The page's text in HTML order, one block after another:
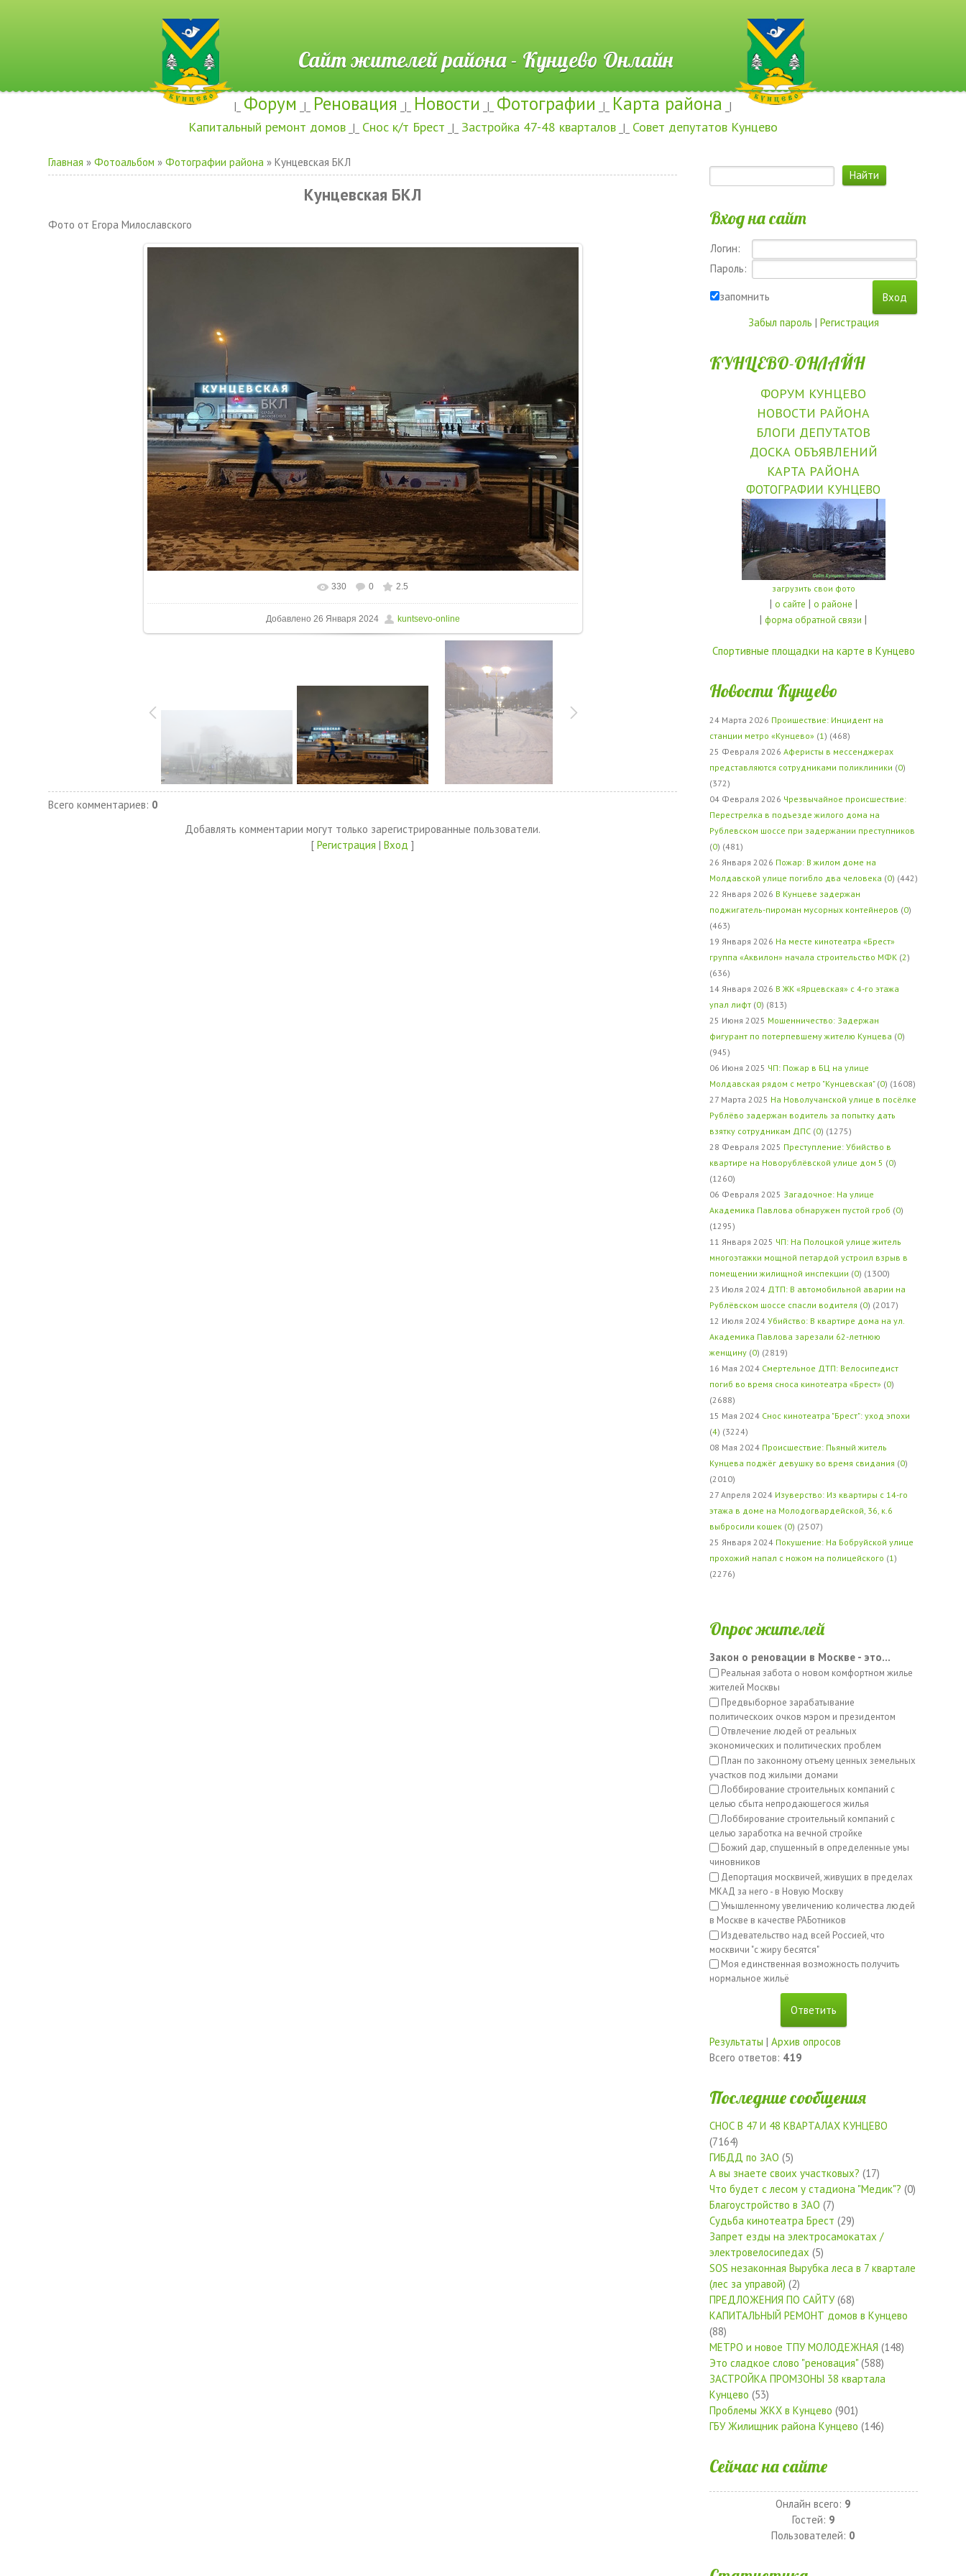
Сайт жителей района - Кунцево Онлайн
|_ Форум _|_ Реновация _|_ Новости _|_ Фотографии _|_ Карта района _|
Капитальный ремонт домов _|_ Снос к/т Брест _|_ Застройка 47-48 кварталов _|_ Совет депутатов Кунцево
Главная »Фотоальбом »Фотографии района » Кунцевская БКЛ
Кунцевская БКЛ
Фото от Егора Милославского
330 0 2.5
Добавлено 26 Января 2024 kuntsevo-online
Всего комментариев: 0
Добавлять комментарии могут только зарегистрированные пользователи.
[ Регистрация | Вход ]
Вход на сайт
Логин:
Пароль:
запомнить
Забыл пароль | Регистрация
КУНЦЕВО-ОНЛАЙН
ФОРУМ КУНЦЕВО
НОВОСТИ РАЙОНА
БЛОГИ ДЕПУТАТОВ
ДОСКА ОБЪЯВЛЕНИЙ
КАРТА РАЙОНА
ФОТОГРАФИИ КУНЦЕВО
загрузить свои фото
| о сайте | о районе |
|форма обратной связи |
Спортивные площадки на карте в Кунцево
Новости Кунцево
24 Марта 2026 Проишествие: Инцидент на
станции метро «Кунцево» (1) (468)
25 Февраля 2026 Аферисты в мессенджерах
представляются сотрудниками поликлиники (0)
(372)
04 Февраля 2026 Чрезвычайное происшествие:
Перестрелка в подъезде жилого дома на
Рублевском шоссе при задержании преступников
(0) (481)
26 Января 2026 Пожар: В жилом доме на
Молдавской улице погибло два человека (0) (442)
22 Января 2026 В Кунцеве задержан
поджигатель-пироман мусорных контейнеров (0)
(463)
19 Января 2026 На месте кинотеатра «Брест»
группа «Аквилон» начала строительство МФК (2)
(636)
14 Января 2026 В ЖК «Ярцевская» с 4-го этажа
упал лифт (0) (813)
25 Июня 2025 Мошенничество: Задержан
фигурант по потерпевшему жителю Кунцева (0)
(945)
06 Июня 2025 ЧП: Пожар в БЦ на улице
Молдавская рядом с метро "Кунцевская" (0) (1608)
27 Марта 2025 На Новолучанской улице в посёлке
Рублёво задержан водитель за попытку дать
взятку сотрудникам ДПС (0) (1275)
28 Февраля 2025 Преступление: Убийство в
квартире на Новорублёвской улице дом 5 (0)
(1260)
06 Февраля 2025 Загадочное: На улице
Академика Павлова обнаружен пустой гроб (0)
(1295)
11 Января 2025 ЧП: На Полоцкой улице житель
многоэтажки мощной петардой устроил взрыв в
помещении жилищной инспекции (0) (1300)
23 Июля 2024 ДТП: В автомобильной аварии на
Рублёвском шоссе спасли водителя (0) (2017)
12 Июля 2024 Убийство: В квартире дома на ул.
Академика Павлова зарезали 62-летнюю
женщину (0) (2819)
16 Мая 2024 Смертельное ДТП: Велосипедист
погиб во время сноса кинотеатра «Брест» (0)
(2688)
15 Мая 2024 Снос кинотеатра "Брест": уход эпохи
(4) (3224)
08 Мая 2024 Происшествие: Пьяный житель
Кунцева поджёг девушку во время свидания (0)
(2010)
27 Апреля 2024 Изуверство: Из квартиры с 14-го
этажа в доме на Молодогвардейской, 36, к.6
выбросили кошек (0) (2507)
25 Января 2024 Покушение: На Бобруйской улице
прохожий напал с ножом на полицейского (1)
(2276)
Опрос жителей
Закон о реновации в Москве - это...
Реальная забота о новом комфортном жилье
жителей Москвы
Предвыборное зарабатывание
политическоих очков мэром и президентом
Отвлечение людей от реальных
экономических и политических проблем
План по законному отъему ценных земельных
участков под жилыми домами
Лоббирование строительных компаний с
целью сбыта непродающегося жилья
Лоббирование строительный компаний с
целью заработка на вечной стройке
Божий дар, спущенный в определенные умы
чиновников
Депортация москвичей, живущих в пределах
МКАД за него - в Новую Москву
Умышленному увеличению количества людей
в Москве в качестве РАБотников
Издевательство над всей Россией, что
москвичи "с жиру бесятся"
Моя единственная возможность получить
нормальное жильё
Результаты | Архив опросов
Всего ответов: 419
Последние сообщения
СНОС В 47 И 48 КВАРТАЛАХ КУНЦЕВО
(7164)
ГИБДД по ЗАО (5)
А вы знаете своих участковых? (17)
Что будет с лесом у стадиона "Медик"? (0)
Благоустройство в ЗАО (7)
Судьба кинотеатра Брест (29)
Запрет езды на электросамокатах /
электровелосипедах (5)
SOS незаконная Вырубка леса в 7 квартале
(лес за управой) (2)
ПРЕДЛОЖЕНИЯ ПО САЙТУ(68)
КАПИТАЛЬНЫЙ РЕМОНТ домов в Кунцево
(88)
МЕТРО и новое ТПУ МОЛОДЕЖНАЯ (148)
Это сладкое слово "реновация"(588)
ЗАСТРОЙКА ПРОМЗОНЫ 38 квартала
Кунцево (53)
Проблемы ЖКХ в Кунцево (901)
ГБУ Жилищник района Кунцево (146)
Сейчас на сайте
Онлайн всего: 9
Гостей: 9
Пользователей: 0